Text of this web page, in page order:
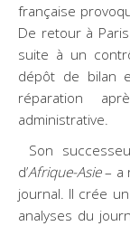
française
De retour à
suite à un
dépôt de bilan
réparation
administrative.
Son
d’Afrique-Asie– a
journal. Il crée
analyses du